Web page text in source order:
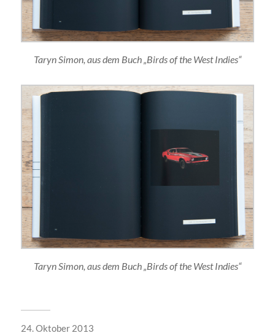
Taryn Simon, aus dem Buch „Birds of the West Indies“
Taryn Simon, aus dem Buch „Birds of the West Indies“
24. Oktober 2013